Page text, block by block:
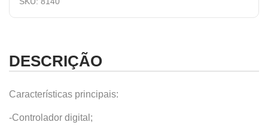
DESCRIÇÃO
Características principais:
-Controlador digital;